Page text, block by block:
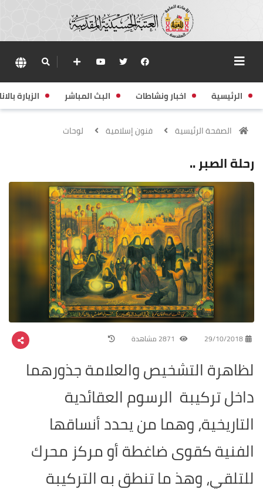
الرئيسية اخبار ونشاطات البث المباشر الزيارة
الصفحة الرئيسية فنون إسلامية لوحات
رحلة الصبر ..
29/10/2018
لظاهرة التشخيص والعلامة جذورهما
داخل تركيبة الرسوم العقائدية
التاريخية، وهما من يحدد أنساقها
الفنية كقوى ضاغطة أو مركز محرك
للتلقي، وهذ ما تنطق به التركيبة